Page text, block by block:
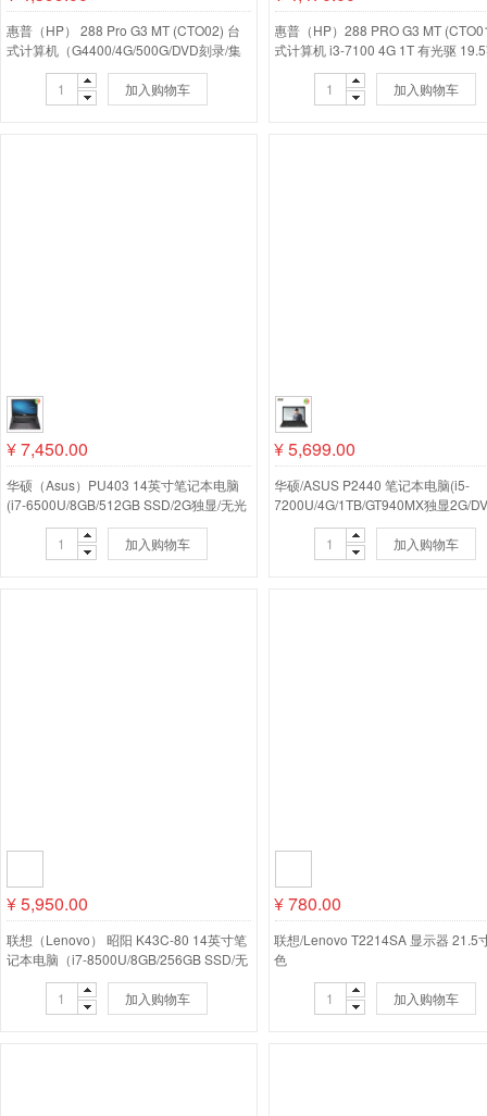
惠普（HP） 288 Pro G3 MT (CTO02) 台
式计算机（G4400/4G/500G/DVD刻录/集
显/19.5寸）
加入购物车
惠普（HP）288 PRO G3 MT
式计算机 i3-7100 4G 1T 有光驱
加入购物车
¥7,450.00
华硕（Asus）PU403 14英寸笔记本电脑
(i7-6500U/8GB/512GB SSD/2G独显/无光
驱)黑色
加入购物车
¥5,699.00
华硕/ASUS P2440 笔记本电脑(i5-
7200U/4G/1TB/GT940MX独显2G/
录/原厂包鼠/14寸)
加入购物车
¥5,950.00
联想（Lenovo） 昭阳 K43C-80 14英寸笔
记本电脑（i7-8500U/8GB/256GB SSD/无
光驱/2G独显）
加入购物车
¥780.00
联想/Lenovo T2214SA 显示器 21.5
色
加入购物车